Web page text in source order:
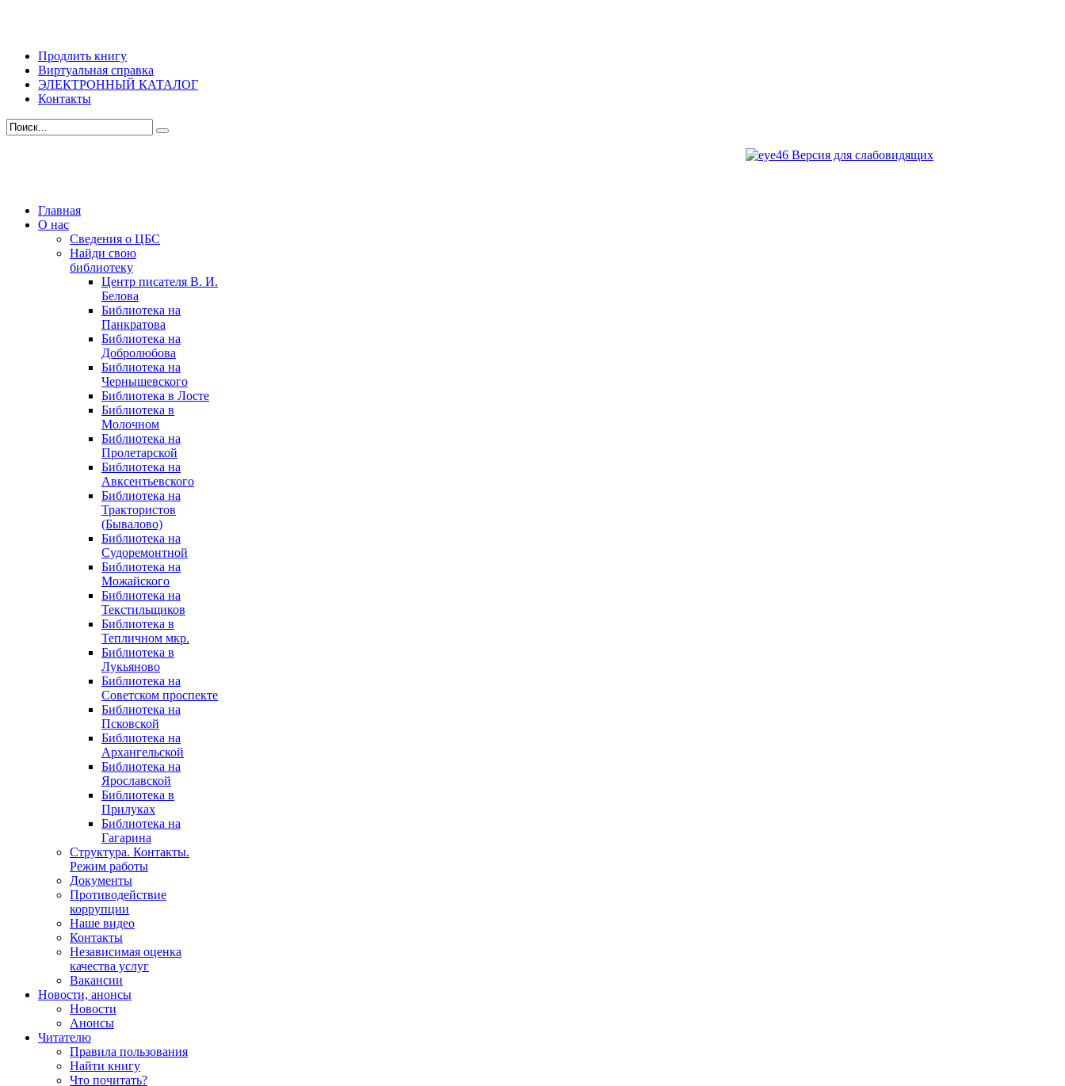
Продлить книгу
Виртуальная справка
ЭЛЕКТРОННЫЙ КАТАЛОГ
Контакты
Версия для слабовидящих
Главная
О нас
Сведения о ЦБС
Найди свою
библиотеку
Центр писателя В. И.
Белова
Библиотека на
Панкратова
Библиотека на
Добролюбова
Библиотека на
Чернышевского
Библиотека в Лосте
Библиотека в
Молочном
Библиотека на
Пролетарской
Библиотека на
Авксентьевского
Библиотека на
Трактористов
(Бывалово)
Библиотека на
Судоремонтной
Библиотека на
Можайского
Библиотека на
Текстильщиков
Библиотека в
Тепличном мкр.
Библиотека в
Лукьяново
Библиотека на
Советском проспекте
Библиотека на
Псковской
Библиотека на
Архангельской
Библиотека на
Ярославской
Библиотека в
Прилуках
Библиотека на
Гагарина
Структура. Контакты.
Режим работы
Документы
Противодействие
коррупции
Наше видео
Контакты
Независимая оценка
качества услуг
Вакансии
Новости, анонсы
Новости
Анонсы
Читателю
Правила пользования
Найти книгу
Что почитать?